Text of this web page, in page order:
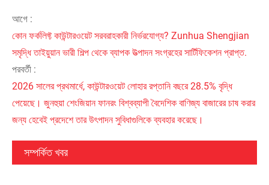
আগে :
কোন ফর্কলিফ্ট কাউন্টারওয়েট সরবরাহকারী নির্ভরযোগ্য? Zunhua Shengjian
সমৃদ্ধি তাইয়ুয়ান ভারী শিল্প থেকে ব্যাপক উত্পাদন সংগ্রহের সার্টিফিকেশন প্রাপ্ত.
পরবর্তী :
2026 সালের প্রথমার্ধে, কাউন্টারওয়েট লোহার রপ্তানি বছরে 28.5% বৃদ্ধি
পেয়েছে। জুনহুয়া শেংজিয়ান ফানরং বিশ্বব্যাপী বৈদেশিক বাণিজ্য বাজারের চাষ করার
জন্য হেবেই প্রদেশে তার উৎপাদন সুবিধাগুলিকে ব্যবহার করেছে।
সম্পর্কিত খবর